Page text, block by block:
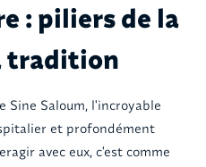
: piliers de la
tradition
Saloum, l'incroyable
et profondément
avec eux, c'est comme